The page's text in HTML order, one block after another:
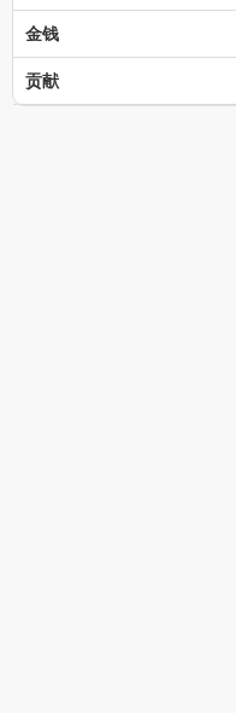
金钱
贡献